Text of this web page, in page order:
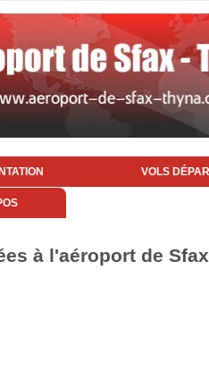
VOLS
à l'aéroport de